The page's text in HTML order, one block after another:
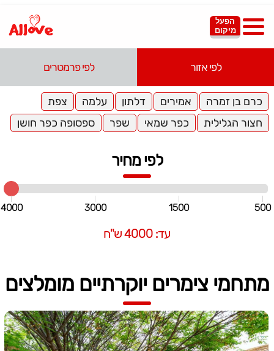
הפעל
מיקום
לפי אזור לפי פרמטרים
כרם בן זמרה אמירים דלתון עלמה
צפת
חצור הגלילית
כפר שמאי שפר ספסופה כפר חושן
לפי מחיר
500
1500
3000
4000
עד: 4000 ש"ח
מתחמי צימרים יוקרתיים מומלצים